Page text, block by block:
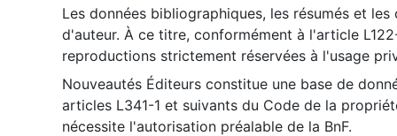
Les données bibliographiques, les résumés et
d'auteur. À ce titre, conformément à l'article
reproductions strictement réservées à l'usage
Nouveautés Éditeurs constitue une base de
articles L341-1 et suivants du Code de la
nécessite l'autorisation préalable de la BnF.